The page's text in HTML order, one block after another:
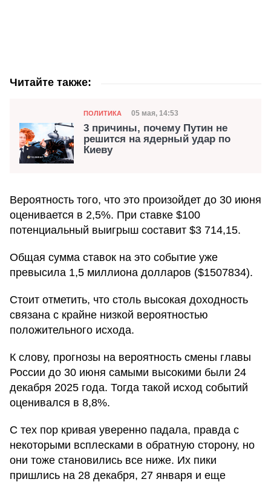
Читайте также:
Категория
ПОЛИТИКА Дата публикации
05 мая, 14:53
3 причины, почему Путин не
решится на ядерный удар по
Киеву
Вероятность того, что это произойдет до 30 июня
оценивается в 2,5%. При ставке $100
потенциальный выигрыш составит $3 714,15.
Общая сумма ставок на это событие уже
превысила 1,5 миллиона долларов ($1507834).
Стоит отметить, что столь высокая доходность
связана с крайне низкой вероятностью
положительного исхода.
К слову, прогнозы на вероятность смены главы
России до 30 июня самыми высокими были 24
декабря 2025 года. Тогда такой исход событий
оценивался в 8,8%.
С тех пор кривая уверенно падала, правда с
некоторыми всплесками в обратную сторону, но
они тоже становились все ниже. Их пики
пришлись на 28 декабря, 27 января и еще